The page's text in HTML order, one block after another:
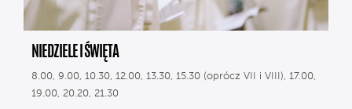
NIEDZIELE I ŚWIĘTA
8.00, 9.00, 10.30, 12.00, 13.30, 15.30 (oprócz VII i VIII), 17.00,
19.00, 20.20, 21.30